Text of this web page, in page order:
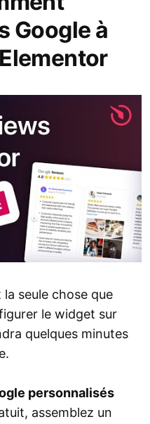
Google à
seule chose que
le widget sur
quelques minutes
personnalisés
assemblez un